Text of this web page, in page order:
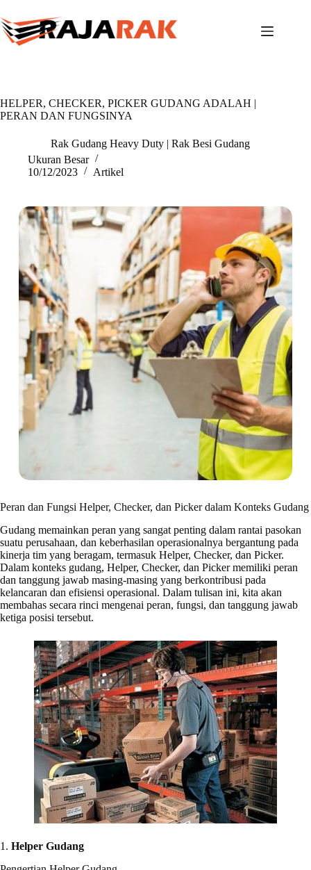
to
content
HELPER, CHECKER, PICKER GUDANG ADALAH |
PERAN DAN FUNGSINYA
Rak Gudang Heavy Duty | Rak Besi Gudang
Ukuran Besar
10/12/2023
Artikel
Peran dan Fungsi Helper, Checker, dan Picker dalam Konteks Gudang
Gudang memainkan peran yang sangat penting dalam rantai pasokan
suatu perusahaan, dan keberhasilan operasionalnya bergantung pada
kinerja tim yang beragam, termasuk Helper, Checker, dan Picker.
Dalam konteks gudang, Helper, Checker, dan Picker memiliki peran
dan tanggung jawab masing-masing yang berkontribusi pada
kelancaran dan efisiensi operasional. Dalam tulisan ini, kita akan
membahas secara rinci mengenai peran, fungsi, dan tanggung jawab
ketiga posisi tersebut.
1. Helper Gudang